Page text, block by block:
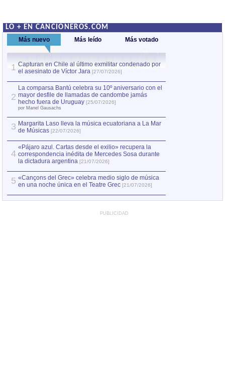
LO + EN CANCIONEROS.COM
Más nuevo Más leído Más votado
1 Capturan en Chile al último exmilitar condenado por
el asesinato de Víctor Jara [27/07/2026]
2
La comparsa Bantú celebra su 10º aniversario con el
mayor desfile de llamadas de candombe jamás
hecho fuera de Uruguay [25/07/2026]
por Manel Gausachs
3 Margarita Laso lleva la música ecuatoriana a La Mar
de Músicas [22/07/2026]
4
«Pájaro azul. Cartas desde el exilio» recupera la
correspondencia inédita de Mercedes Sosa durante
la dictadura argentina [21/07/2026]
5 «Cançons del Grec» celebra medio siglo de música
en una noche única en el Teatre Grec [21/07/2026]
PUBLICIDAD